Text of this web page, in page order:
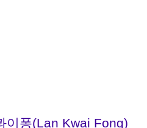
이퐁(Lan Kwai Fong)